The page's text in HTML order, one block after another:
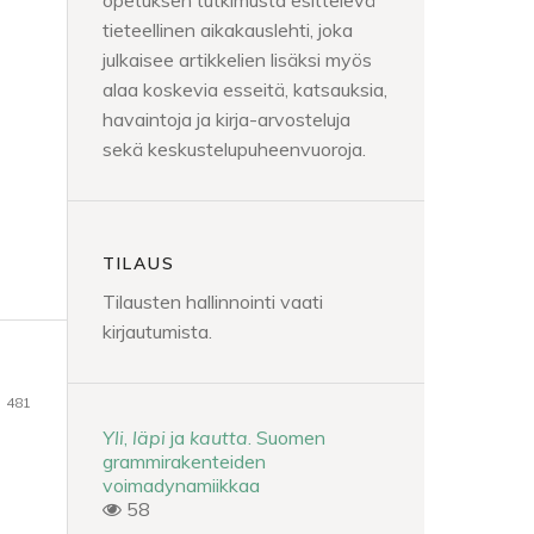
481
tieteellinen aikakauslehti, joka
julkaisee artikkelien lisäksi myös
alaa koskevia esseitä, katsauksia,
havaintoja ja kirja-arvosteluja
sekä keskustelupuheenvuoroja.
TILAUS
Tilausten hallinnointi vaati
kirjautumista.
Yli läpi ja kautta . Suomen
grammirakenteiden
voimadynamiikkaa
58